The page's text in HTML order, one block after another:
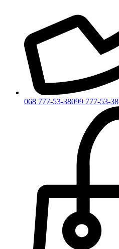
068 777-53-38099 777-53-38